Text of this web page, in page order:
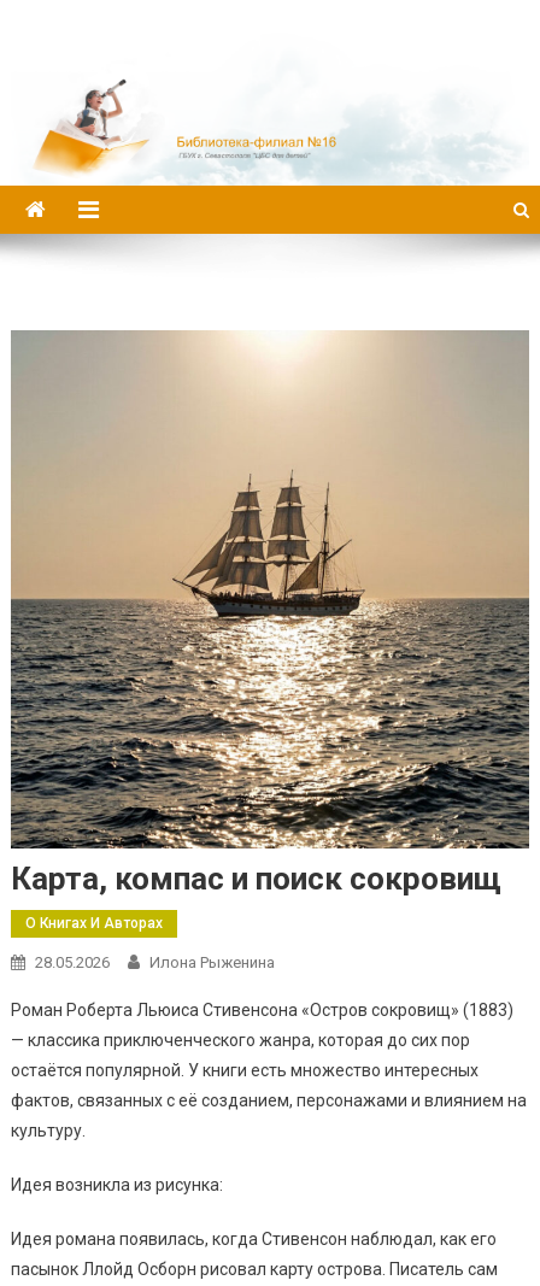
Карта, компас и поиск сокровищ
О Книгах И Авторах
28.05.2026 Илона Рыженина
Роман Роберта Льюиса Стивенсона «Остров сокровищ» (1883)
— классика приключенческого жанра, которая до сих пор
остаётся популярной. У книги есть множество интересных
фактов, связанных с её созданием, персонажами и влиянием на
культуру.
Идея возникла из рисунка:
Идея романа появилась, когда Стивенсон наблюдал, как его
пасынок Ллойд Осборн рисовал карту острова. Писатель сам